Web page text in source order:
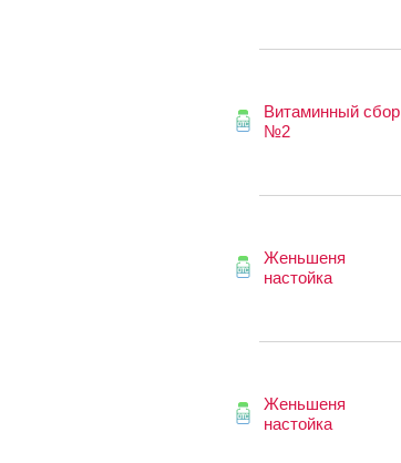
Витаминный сбор
№2
Женьшеня
настойка
Женьшеня
настойка